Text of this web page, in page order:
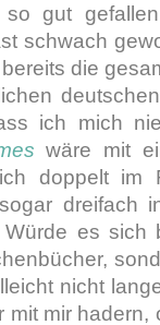
so gut
schwach
die
ich mich
wäre mit
doppelt im
dreifach
Würde es sich
nicht
mit mir